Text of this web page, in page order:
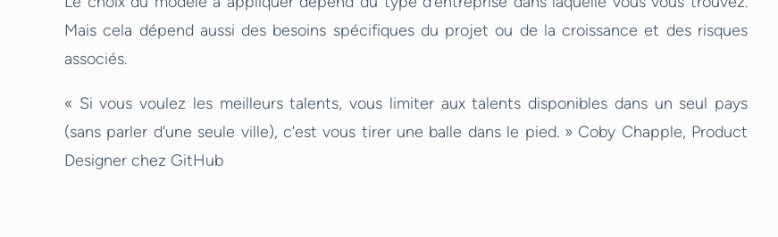
Mais cela dépend aussi des besoins spécifiques du projet ou de la croissance et des risques
associés.
« Si vous voulez les meilleurs talents, vous limiter aux talents disponibles dans un seul pays
(sans parler d'une seule ville), c'est vous tirer une balle dans le pied. » Coby Chapple, Product
Designer chez GitHub